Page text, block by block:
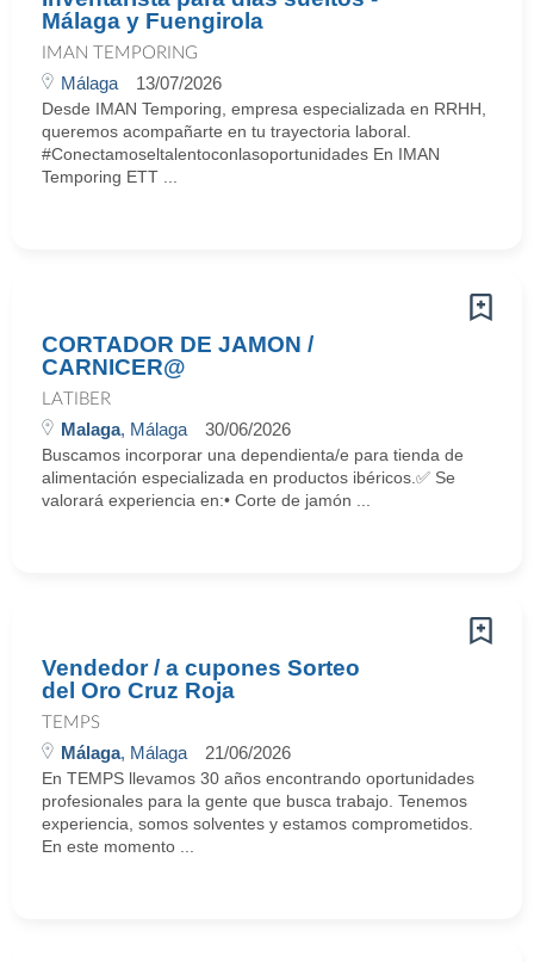
Málaga y Fuengirola
IMAN TEMPORING
Málaga 13/07/2026
Desde IMAN Temporing, empresa especializada en RRHH,
queremos acompañarte en tu trayectoria laboral.
#Conectamoseltalentoconlasoportunidades En IMAN
Temporing ETT ...
CORTADOR DE JAMON /
CARNICER@
LATIBER
Malaga, Málaga 30/06/2026
Buscamos incorporar una dependienta/e para tienda de
alimentación especializada en productos ibéricos.✅ Se
valorará experiencia en:• Corte de jamón ...
Vendedor / a cupones Sorteo
del Oro Cruz Roja
TEMPS
Málaga, Málaga 21/06/2026
En TEMPS llevamos 30 años encontrando oportunidades
profesionales para la gente que busca trabajo. Tenemos
experiencia, somos solventes y estamos comprometidos.
En este momento ...